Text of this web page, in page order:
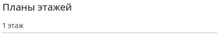
Планы этажей
1 этаж